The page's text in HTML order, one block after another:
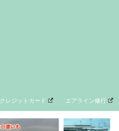
クレジットカード エアライン修行